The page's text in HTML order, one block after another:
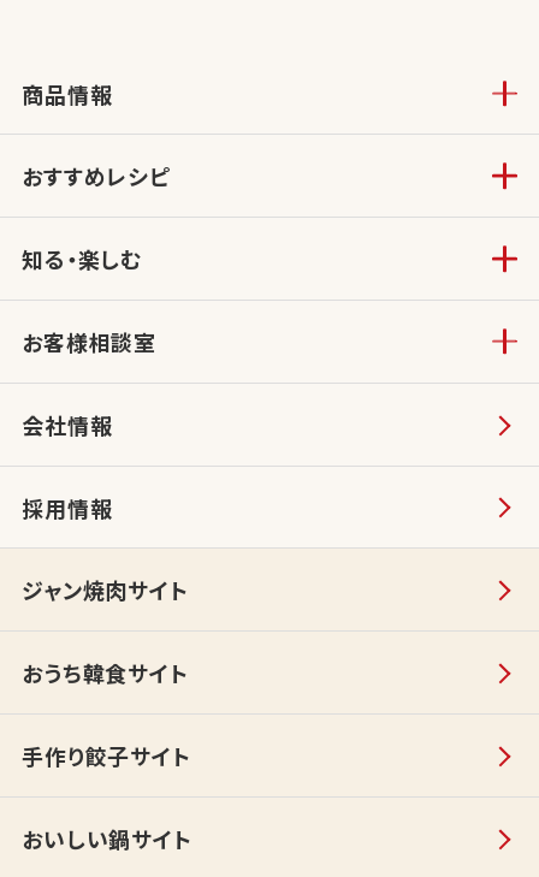
商品情報
おすすめレシピ
知る・楽しむ
お客様相談室
会社情報
採用情報
ジャン焼肉サイト
おうち韓食サイト
手作り餃子サイト
おいしい鍋サイト